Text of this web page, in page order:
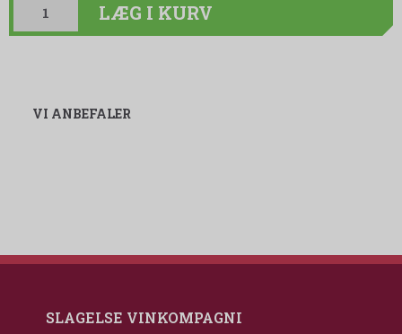
LÆG I KURV
VI ANBEFALER
SLAGELSE VINKOMPAGNI